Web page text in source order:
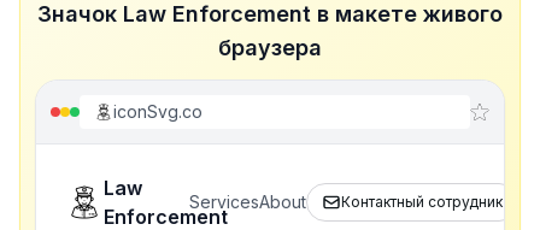
Значок Law Enforcement в макете живого
браузера
iconSvg.co
Law
Enforcement
ServicesAbout Контактный сотрудник